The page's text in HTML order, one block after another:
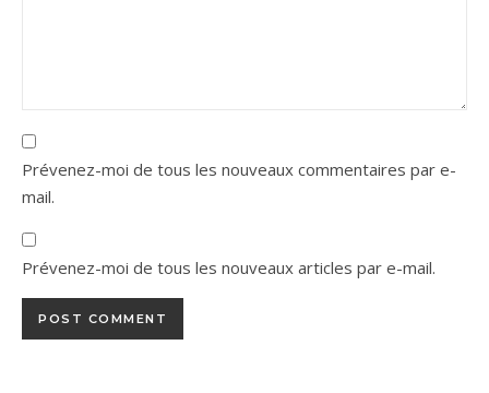
Prévenez-moi de tous les nouveaux commentaires par e-
mail.
Prévenez-moi de tous les nouveaux articles par e-mail.